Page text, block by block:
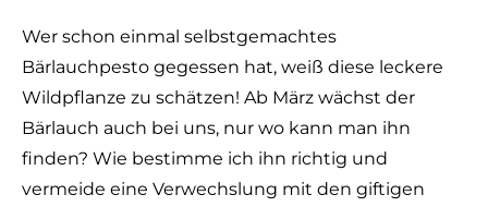
Wer schon einmal selbstgemachtes
Bärlauchpesto gegessen hat, weiß diese leckere
Wildpflanze zu schätzen! Ab März wächst der
Bärlauch auch bei uns, nur wo kann man ihn
finden? Wie bestimme ich ihn richtig und
vermeide eine Verwechslung mit den giftigen